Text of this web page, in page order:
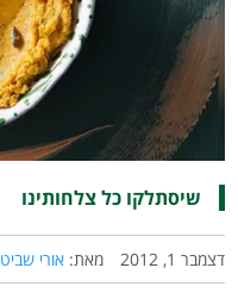
שיסתלקו כל צלחותינו
דצמבר 1, 2012 מאת: אורי שביט